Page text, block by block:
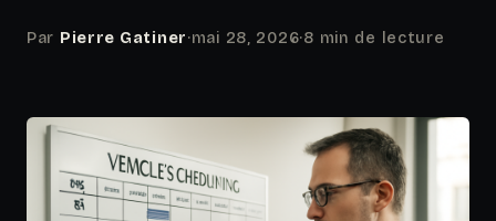
Par Pierre Gatiner·mai 28, 2026·8 min de lecture